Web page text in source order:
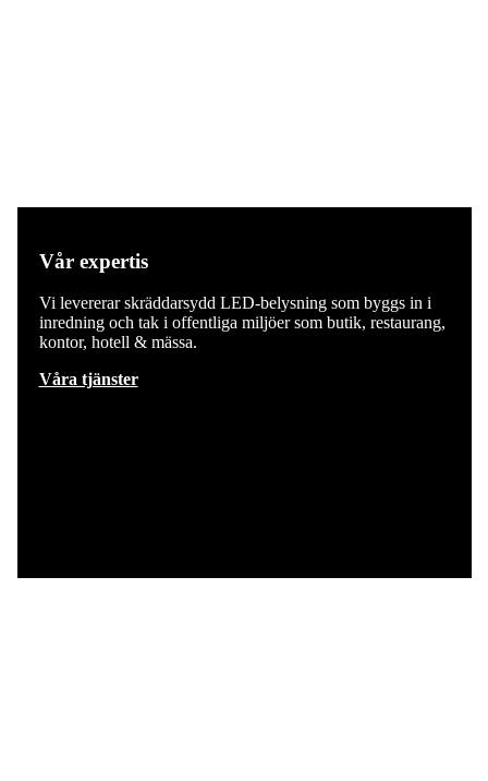
Vår expertis
Vi levererar skräddarsydd LED-belysning som byggs in i
inredning och tak i offentliga miljöer som butik, restaurang,
kontor, hotell & mässa.
Våra tjänster